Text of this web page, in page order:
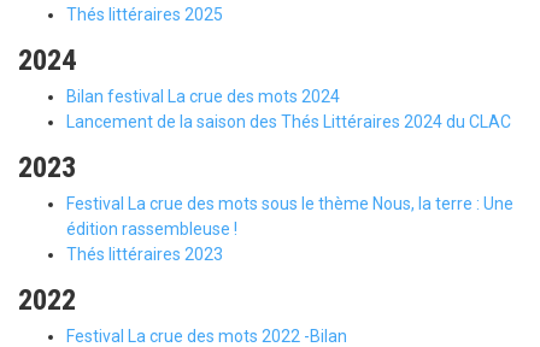
Thés littéraires 2025
2024
Bilan festival La crue des mots 2024
Lancement de la saison des Thés Littéraires 2024 du CLAC
2023
Festival La crue des mots sous le thème Nous, la terre : Une
édition rassembleuse !
Thés littéraires 2023
2022
Festival La crue des mots 2022 -Bilan